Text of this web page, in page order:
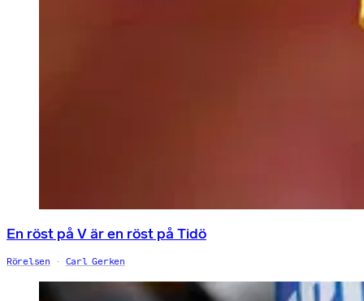
En röst på V är en röst på Tidö
Rörelsen Carl Gerken